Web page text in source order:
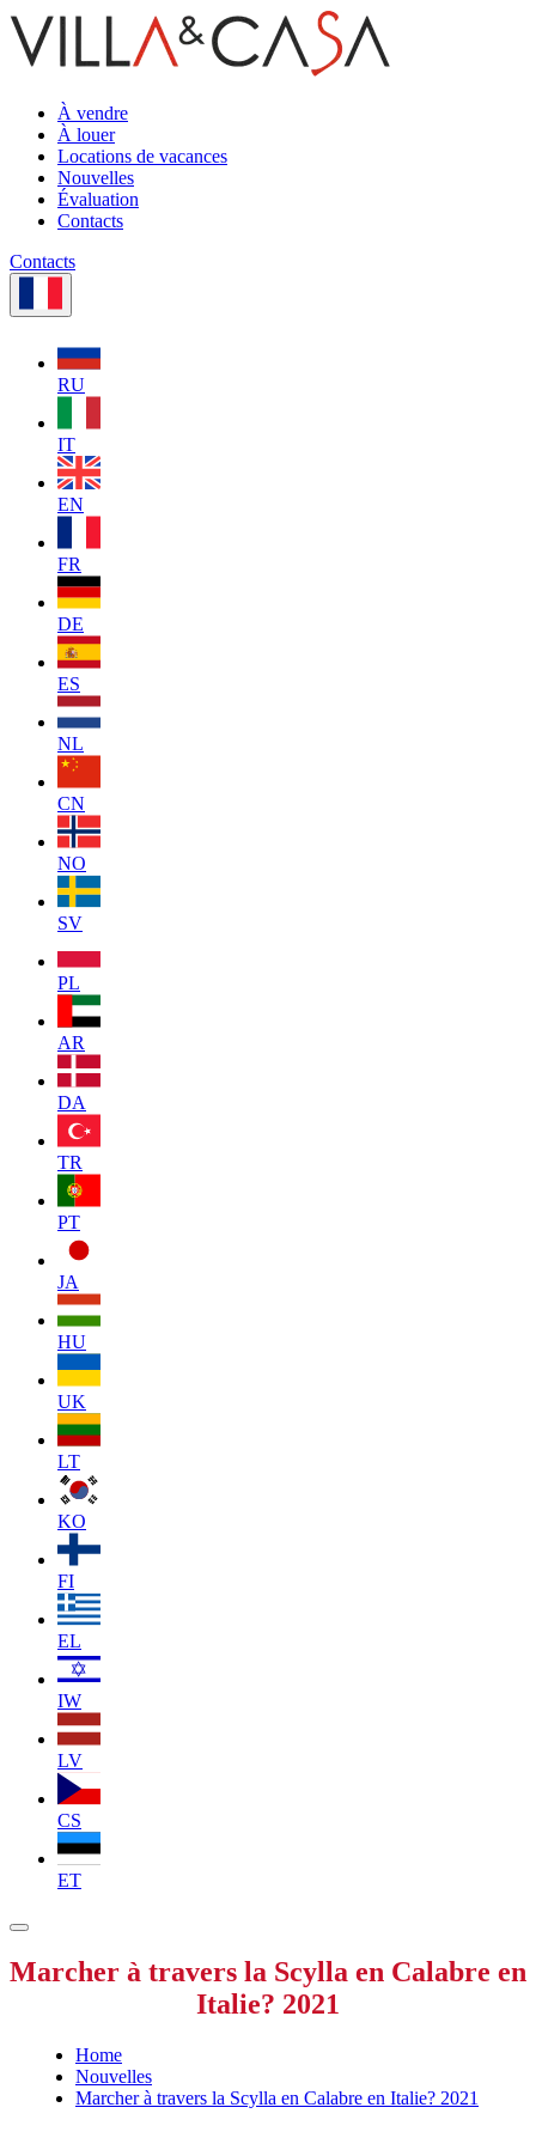
À vendre
À louer
Locations de vacances
Nouvelles
Évaluation
Contacts
Contacts
RU
IT
EN
FR
DE
ES
NL
CN
NO
SV
PL
AR
DA
TR
PT
JA
HU
UK
LT
KO
FI
EL
IW
LV
CS
ET
Marcher à travers la Scylla en Calabre en
Italie? 2021
Home
Nouvelles
Marcher à travers la Scylla en Calabre en Italie? 2021